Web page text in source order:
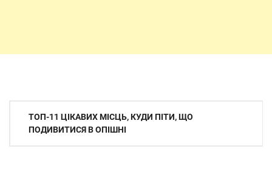
Навігація
записів
ТОП-11 ЦІКАВИХ МІСЦЬ, КУДИ ПІТИ, ЩО
ПОДИВИТИСЯ В ОПІШНІ